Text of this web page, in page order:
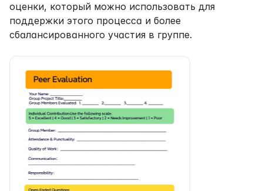
оценки, который можно использовать для
поддержки этого процесса и более
сбалансированного участия в группе.